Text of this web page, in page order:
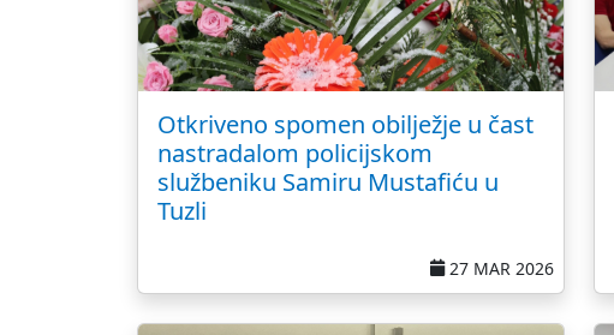
Otkriveno spomen obilježje u čast
nastradalom policijskom
službeniku Samiru Mustafiću u
Tuzli
27 MAR 2026